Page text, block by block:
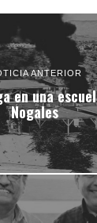
ANTERIOR
en una
Nogales